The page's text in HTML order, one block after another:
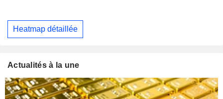
Heatmap détaillée
Actualités à la une